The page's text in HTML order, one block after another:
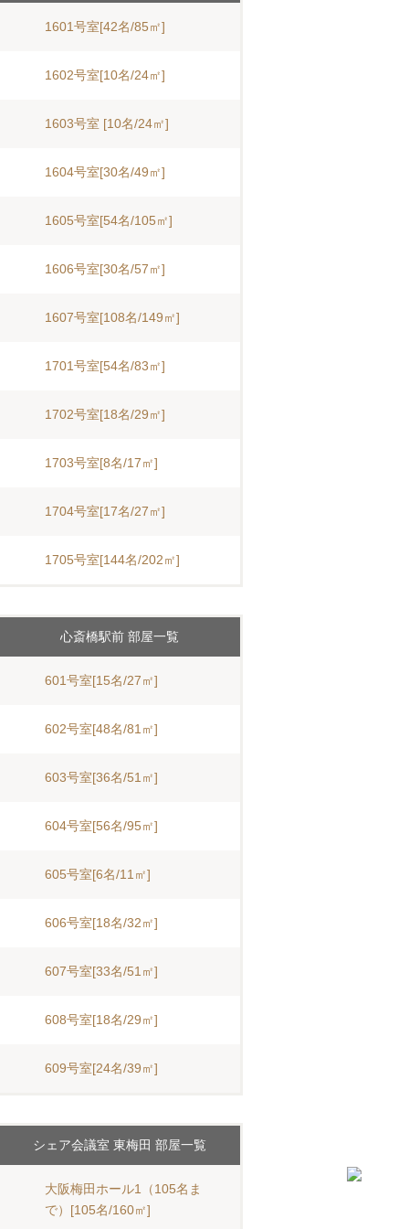
1601号室[42名/85㎡]
1602号室[10名/24㎡]
1603号室 [10名/24㎡]
1604号室[30名/49㎡]
1605号室[54名/105㎡]
1606号室[30名/57㎡]
1607号室[108名/149㎡]
1701号室[54名/83㎡]
1702号室[18名/29㎡]
1703号室[8名/17㎡]
1704号室[17名/27㎡]
1705号室[144名/202㎡]
心斎橋駅前 部屋一覧
601号室[15名/27㎡]
602号室[48名/81㎡]
603号室[36名/51㎡]
604号室[56名/95㎡]
605号室[6名/11㎡]
606号室[18名/32㎡]
607号室[33名/51㎡]
608号室[18名/29㎡]
609号室[24名/39㎡]
シェア会議室 東梅田 部屋一覧
大阪梅田ホール1（105名ま
で）[105名/160㎡]